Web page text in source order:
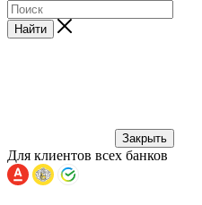
Найти
Закрыть
Для клиентов всех банков